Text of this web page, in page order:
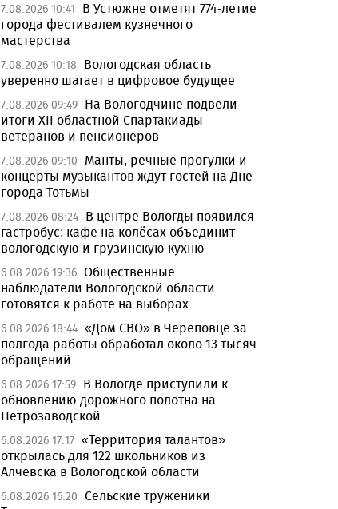
7.08.2026 10:41
В Устюжне отметят 774-летие
города фестивалем кузнечного
мастерства
7.08.2026 10:18
Вологодская область
уверенно шагает в цифровое будущее
7.08.2026 09:49 На Вологодчине подвели
итоги XII областной Спартакиады
ветеранов и пенсионеров
7.08.2026 09:10
Манты, речные прогулки и
концерты музыкантов ждут гостей на Дне
города Тотьмы
7.08.2026 08:24 В центре Вологды появился
гастробус: кафе на колёсах объединит
вологодскую и грузинскую кухню
6.08.2026 19:36 Общественные
наблюдатели Вологодской области
готовятся к работе на выборах
6.08.2026 18:44 «Дом СВО» в Череповце за
полгода работы обработал около 13 тысяч
обращений
6.08.2026 17:59 В Вологде приступили к
обновлению дорожного полотна на
Петрозаводской
6.08.2026 17:17 «Территория талантов»
открылась для 122 школьников из
Алчевска в Вологодской области
6.08.2026 16:20 Сельские труженики